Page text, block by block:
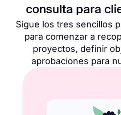
consulta para
Sigue los tres sencillos
para comenzar a
proyectos, definir
aprobaciones para